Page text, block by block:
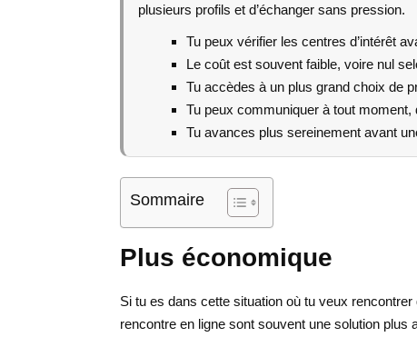
plusieurs profils et d’échanger sans pression.
Tu peux vérifier les centres d’intérêt
Le coût est souvent faible, voire nul
Tu accèdes à un plus grand choix de
Tu peux communiquer à tout moment,
Tu avances plus sereinement avant
Sommaire
Plus économique
Si tu es dans cette situation où tu veux
rencontre en ligne sont souvent une solution plus